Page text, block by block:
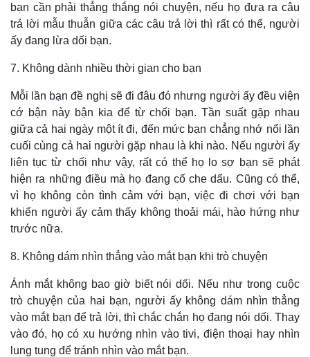
Kinh tế
Bất động sản
Khởi nghiệp
Thị trường
Giá vàng
Tiêu dùng
Tỷ giá
Chứng khoán
Giá cà phê
bạn cần phải thẳng thắng nói chuyện, nếu họ đưa ra câu
trả lời mẫu thuẫn giữa các câu trả lời thì rất có thể, người
ấy đang lừa dối bạn.
7. Không dành nhiều thời gian cho bạn
Mỗi lần bạn đề nghị sẽ đi đâu đó nhưng người ấy đều viện
cớ bận này bận kia để từ chối bạn. Tần suất gặp nhau
giữa cả hai ngày một ít đi, đến mức bạn chẳng nhớ nổi lần
cuối cùng cả hai người gặp nhau là khi nào. Nếu người ấy
liên tục từ chối như vậy, rất có thể họ lo sợ bạn sẽ phát
hiện ra những điều mà họ đang cố che dấu. Cũng có thể,
vì họ không còn tình cảm với bạn, việc đi chơi với bạn
khiến người ấy cảm thấy không thoải mái, hào hứng như
trước nữa.
8. Không dám nhìn thẳng vào mắt bạn khi trò chuyện
Ánh mắt không bao giờ biết nói dối. Nếu như trong cuộc
trò chuyện của hai bạn, người ấy không dám nhìn thẳng
vào mắt bạn để trả lời, thì chắc chắn họ đang nói dối. Thay
vào đó, họ có xu hướng nhìn vào tivi, điện thoại hay nhìn
lung tung để tránh nhìn vào mắt bạn.